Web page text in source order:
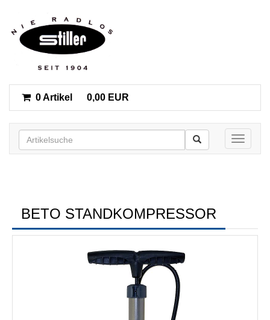
0 Artikel 0,00 EUR
Toggle
BETO STANDKOMPRESSOR